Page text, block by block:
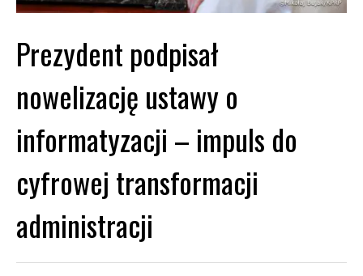
Prezydent podpisał
nowelizację ustawy o
informatyzacji – impuls do
cyfrowej transformacji
administracji